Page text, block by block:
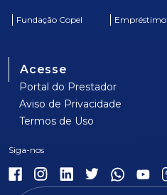
Fundação Copel Empréstimo
Acesse
Portal do Prestador
Aviso de Privacidade
Termos de Uso